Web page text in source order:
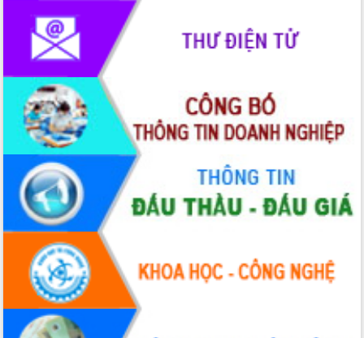
Quyết liệt tháo gỡ vướng mắc, đẩy
nhanh tiến độ các dự án trọng điểm
trong Khu kinh tế Nam Phú Yên
Hòn Yến phát triển du lịch gắn với bảo
tồn biển
Lấy ý kiến điều chỉnh Quy hoạch tỉnh
Đắk Lắk thời kỳ 2021-2030, tầm nhìn
đến năm 2050
Phát động chiến dịch 30 ngày đêm
giải phóng mặt bằng Tuyến đường bộ
ven biển
Đắk Lắk nỗ lực thúc đẩy tăng trưởng
kinh tế từ 10% trở lên trong Quý
II/2026
Đắk Lắk ký kết thỏa thuận hợp tác về
chuyển đổi số giai đoạn 2026 – 2030
với Tập đoàn Bưu chính Viễn thông
Việt Nam